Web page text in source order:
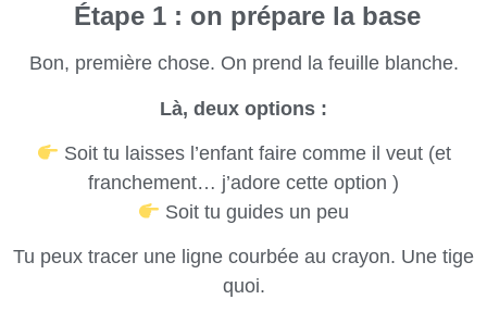
Étape 1 : on prépare la base
Bon, première chose. On prend la feuille blanche.
Là, deux options :
Soit tu laisses l’enfant faire comme il veut (et
franchement… j’adore cette option )
Soit tu guides un peu
Tu peux tracer une ligne courbée au crayon. Une tige
quoi.